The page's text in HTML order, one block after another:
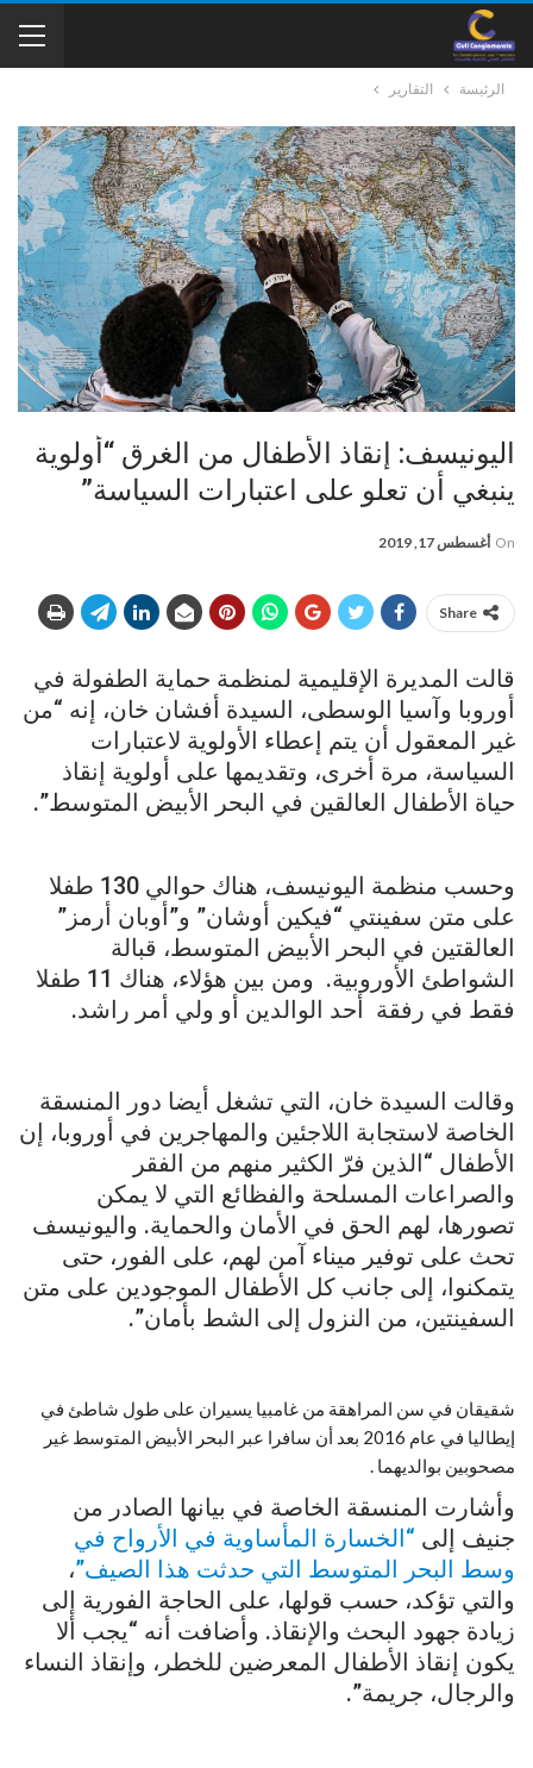
الرئيسة التقارير
اليونيسف: إنقاذ الأطفال من الغرق “أولوية
ينبغي أن تعلو على اعتبارات السياسة”
On أغسطس 17, 2019
Share
قالت المديرة الإقليمية لمنظمة حماية الطفولة في
أوروبا وآسيا الوسطى، السيدة أفشان خان، إنه “من
غير المعقول أن يتم إعطاء الأولوية لاعتبارات
السياسة، مرة أخرى، وتقديمها على أولوية إنقاذ
حياة الأطفال العالقين في البحر الأبيض المتوسط”.
وحسب منظمة اليونيسف، هناك حوالي 130 طفلا
على متن سفينتي “فيكين أوشان” و”أوبان أرمز”
العالقتين في البحر الأبيض المتوسط، قبالة
الشواطئ الأوروبية. ومن بين هؤلاء، هناك 11 طفلا
فقط في رفقة أحد الوالدين أو ولي أمر راشد.
وقالت السيدة خان، التي تشغل أيضا دور المنسقة
الخاصة لاستجابة اللاجئين والمهاجرين في أوروبا، إن
الأطفال “الذين فرّ الكثير منهم من الفقر
والصراعات المسلحة والفظائع التي لا يمكن
تصورها، لهم الحق في الأمان والحماية. واليونيسف
تحث على توفير ميناء آمن لهم، على الفور، حتى
يتمكنوا، إلى جانب كل الأطفال الموجودين على متن
السفينتين، من النزول إلى الشط بأمان”.
شقيقان في سن المراهقة من غامبيا يسيران على طول شاطئ في
إيطاليا في عام 2016 بعد أن سافرا عبر البحر الأبيض المتوسط غير
مصحوبين بوالديهما .
وأشارت المنسقة الخاصة في بيانها الصادر من
جنيف إلى “الخسارة المأساوية في الأرواح في
وسط البحر المتوسط ​​التي حدثت هذا الصيف”،
والتي تؤكد، حسب قولها، على الحاجة الفورية إلى
زيادة جهود البحث والإنقاذ. وأضافت أنه “يجب ألا
يكون إنقاذ الأطفال المعرضين للخطر، وإنقاذ النساء
والرجال، جريمة”.